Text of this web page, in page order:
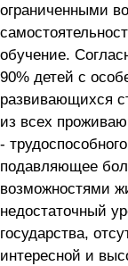
ограниченными
обучение.
90% детей с
развивающихся
из всех
-
подавляющее
возможностями
недостаточный
государства,
интересной и